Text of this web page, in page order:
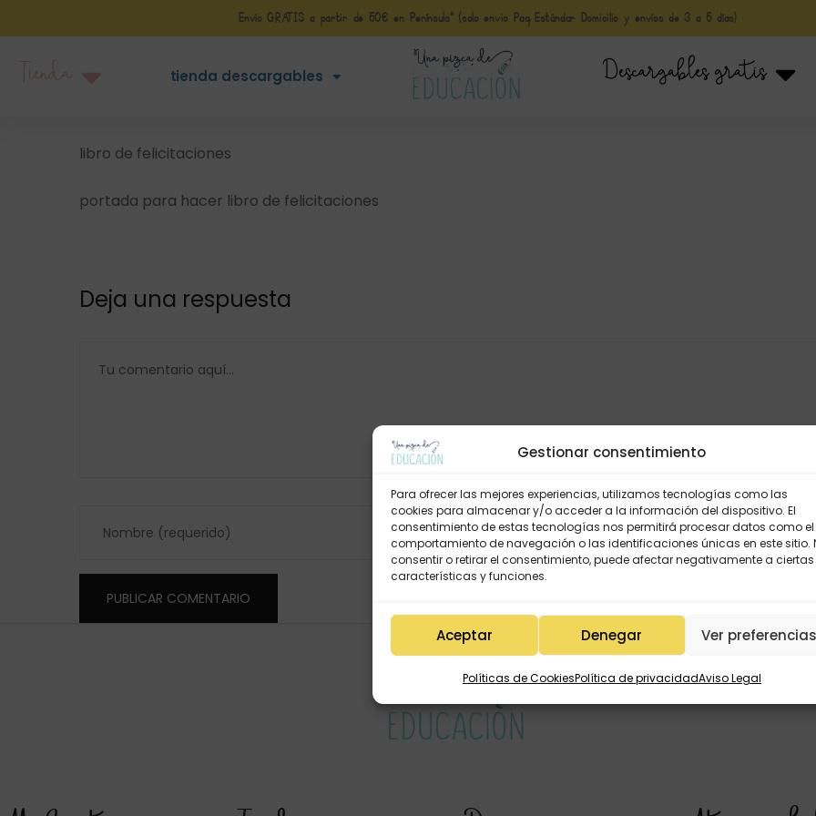
Gestionar consentimiento
Para ofrecer las mejores experiencias, utilizamos tecnologías como las
cookies para almacenar y/o acceder a la información del dispositivo. El
consentimiento de estas tecnologías nos permitirá procesar datos como el
comportamiento de navegación o las identificaciones únicas en este sitio.
consentir o retirar el consentimiento, puede afectar negativamente a ciertas
características y funciones.
Aceptar Denegar Ver
Políticas de CookiesPolítica de privacidadAviso Legal
Envío GRATIS a partir de 50€ en Península* (solo envio Paq Estándar Domicilio y envíos de 3 a 5 días)
tienda descargables Descargables gratis
libro de felicitaciones
portada para hacer libro de felicitaciones
Deja una respuesta